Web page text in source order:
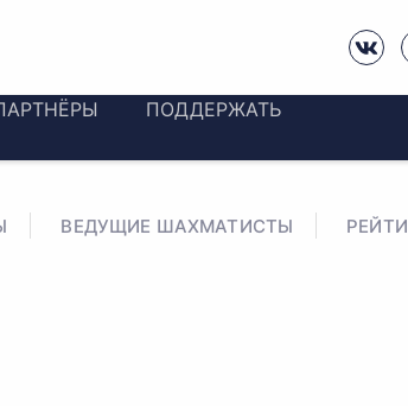
ПОДДЕРЖАТЬ
ВЕДУЩИЕ ШАХМАТИСТЫ